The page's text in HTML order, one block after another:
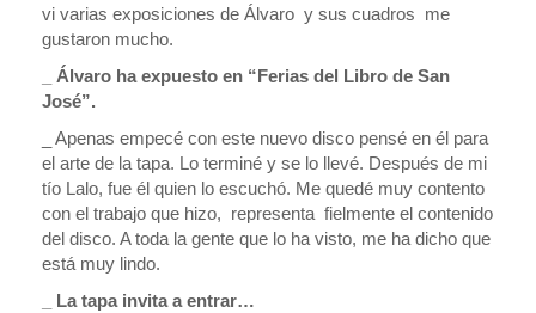
vi varias exposiciones de Álvaro y sus cuadros me
gustaron mucho.
_ Álvaro ha expuesto en “Ferias del Libro de San
José”.
_ Apenas empecé con este nuevo disco pensé en él para
el arte de la tapa. Lo terminé y se lo llevé. Después de mi
tío Lalo, fue él quien lo escuchó. Me quedé muy contento
con el trabajo que hizo, representa fielmente el contenido
del disco. A toda la gente que lo ha visto, me ha dicho que
está muy lindo.
_ La tapa invita a entrar…